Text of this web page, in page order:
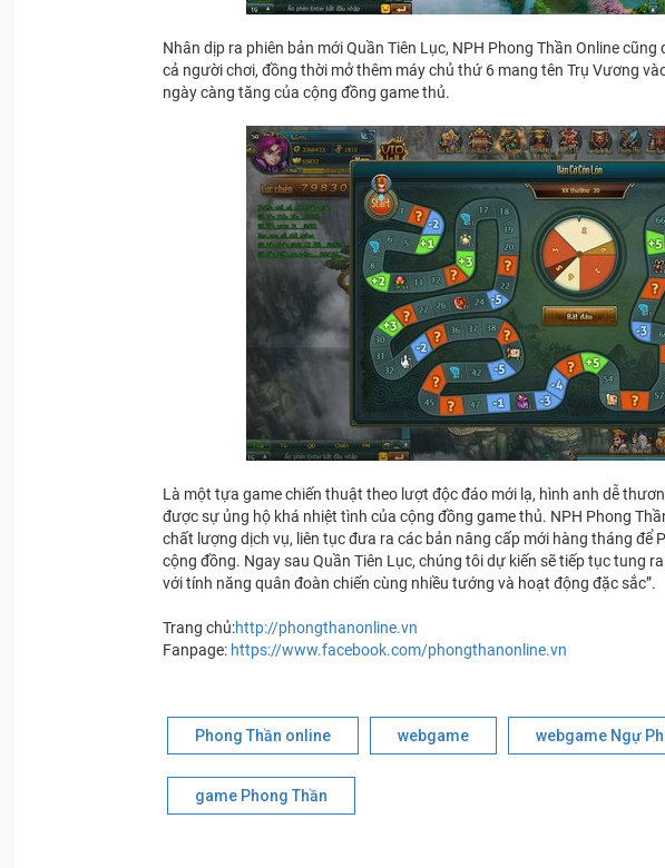
Nhân dịp ra phiên bản mới Quần Tiên Lục, NPH Phong Thần Online
cả người chơi, đồng thời mở thêm máy chủ thứ 6 mang tên Trụ Vương
ngày càng tăng của cộng đồng game thủ.
Là một tựa game chiến thuật theo lượt độc đáo mới lạ, hình anh dễ
được sự ủng hộ khá nhiệt tình của cộng đồng game thủ. NPH Phong
chất lượng dịch vụ, liên tục đưa ra các bản nâng cấp mới hàng tháng để
cộng đồng. Ngay sau Quần Tiên Lục, chúng tôi dự kiến sẽ tiếp tục tung
với tính năng quân đoàn chiến cùng nhiều tướng và hoạt động đặc sắc”.
Trang chủ:http://phongthanonline.vn
Fanpage: https://www.facebook.com/phongthanonline.vn
Phong Thần online webgame webgame Ngự
game Phong Thần